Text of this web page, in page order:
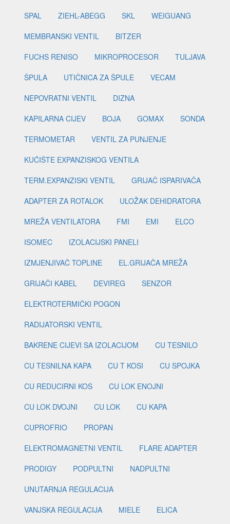
SPAL ZIEHL-ABEGG SKL
WEIGUANG
MEMBRANSKI VENTIL
BITZER
FUCHS RENISO
MIKROPROCESOR
TULJAVA
ŠPULA
UTIČNICA ZA ŠPULE
VECAM
NEPOVRATNI VENTIL
DIZNA
KAPILARNA CIJEV
BOJA GOMAX
SONDA
TERMOMETAR
VENTIL ZA PUNJENJE
KUĆIŠTE EXPANZISKOG VENTILA
TERM.EXPANZISKI VENTIL
GRIJAČ ISPARIVAČA
ADAPTER ZA ROTALOK
ULOŽAK DEHIDRATORA
MREŽA VENTILATORA
FMI EMI
ELCO
ISOMEC
IZOLACIJSKI PANELI
IZMJENJIVAČ TOPLINE
EL.GRIJAČA MREŽA
GRIJAČI KABEL
DEVIREG
SENZOR
ELEKTROTERMIČKI POGON
RADIJATORSKI VENTIL
BAKRENE CIJEVI SA IZOLACIJOM
CU TESNILO
CU TESNILNA KAPA
CU T KOSI
CU SPOJKA
CU REDUCIRNI KOS
CU LOK ENOJNI
CU LOK DVOJNI
CU LOK
CU KAPA
CUPROFRIO
PROPAN
ELEKTROMAGNETNI VENTIL
FLARE ADAPTER
PRODIGY
PODPULTNI
NADPULTNI
UNUTARNJA REGULACIJA
VANJSKA REGULACIJA
MIELE
ELICA